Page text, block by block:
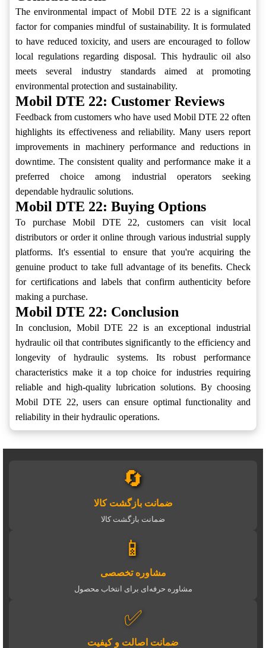
The environmental impact of Mobil DTE 22 is a significant
factor for companies mindful of sustainability. It is formulated
to have reduced toxicity, and users are encouraged to follow
local regulations regarding disposal. This hydraulic oil also
meets several industry standards aimed at promoting
environmental protection and sustainability.
Mobil DTE 22: Customer Reviews
Feedback from customers who have used Mobil DTE 22 often
highlights its effectiveness and reliability. Many users report
improvements in machinery performance and reductions in
downtime. The consistent quality and performance make it a
preferred choice among industrial operators seeking
dependable hydraulic solutions.
Mobil DTE 22: Buying Options
To purchase Mobil DTE 22, customers can visit local
distributors or order it online through various industrial supply
platforms. It's essential to ensure that you're acquiring the
genuine product to take full advantage of its benefits. Check
for certifications and labels that confirm authenticity before
making a purchase.
Mobil DTE 22: Conclusion
In conclusion, Mobil DTE 22 is an exceptional industrial
hydraulic oil that contributes significantly to the efficiency and
longevity of hydraulic systems. Its robust performance
characteristics make it a top choice for industries requiring
reliable and high-quality lubrication solutions. By choosing
Mobil DTE 22, users can ensure optimal functionality and
reliability in their hydraulic operations.
🔄
ضمانت بازگشت کالا
ضمانت بازگشت کالا
📱
مشاوره تخصصی
مشاوره حرفه‌ای برای انتخاب محصول
✅
ضمانت اصالت و کیفیت